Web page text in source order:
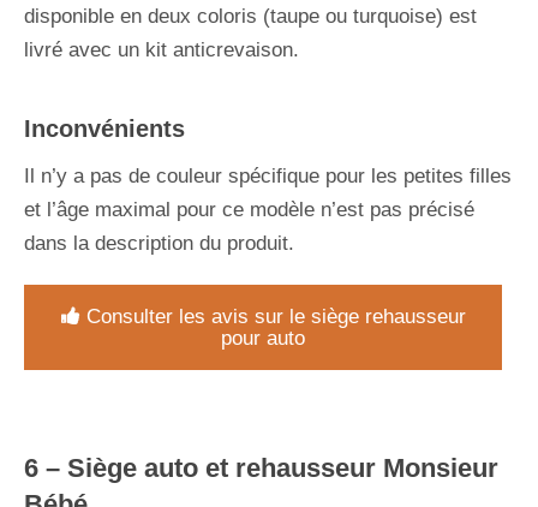
disponible en deux coloris (taupe ou turquoise) est
livré avec un kit anticrevaison.
Inconvénients
Il n’y a pas de couleur spécifique pour les petites filles
et l’âge maximal pour ce modèle n’est pas précisé
dans la description du produit.
Consulter les avis sur le siège rehausseur
pour auto
6 – Siège auto et rehausseur Monsieur